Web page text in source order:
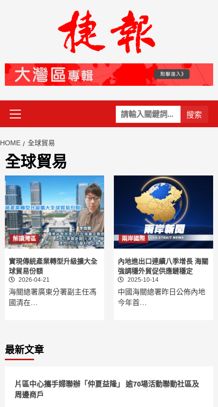
關
鍵
Primary
Menu
HOME 全球貿易
全球貿易
解讀灣區
實現傳統產業轉型升級擴大全
球貿易份額
2026-04-21
海關總署廣東分署副主任馮
國清在…
兩岸國際
內地進出口連續八季增長 海關
強調穩外貿促供應鏈穩定
2025-10-14
中國海關總署昨日公佈內地
今年首…
最新文章
片區中心攜手婦聯辦「仲夏益隆」 逾70場活動聯動社區及
周邊商戶